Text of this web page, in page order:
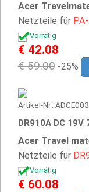
Acer
Netzteile für
Vorrätig
€ 42.08
€ 59.00 -25%
Artikel-Nr.:
DR910A DC 19V
Acer Travel
Netzteile für
Vorrätig
€ 60.08